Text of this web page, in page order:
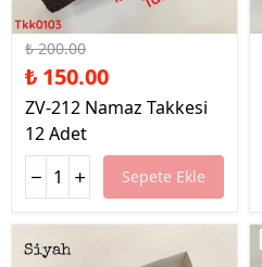
%25 İndirim
₺ 200.00
₺ 150.00
ZV-212 Namaz Takkesi
12 Adet
Sepete Ekle